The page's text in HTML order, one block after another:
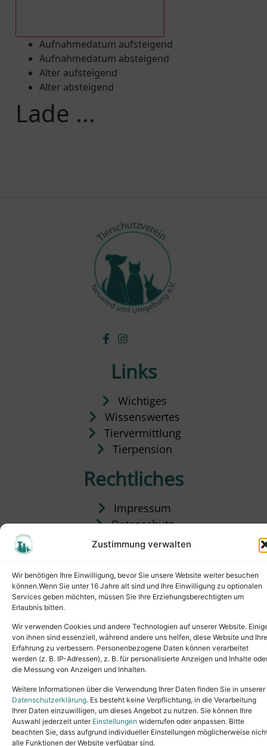
Zustimmung verwalten
Wir benötigen Ihre Einwilligung, bevor Sie unsere Website weiter besuchen
können.Wenn Sie unter 16 Jahre alt sind und Ihre Einwilligung zu optionalen
Services geben möchten, müssen Sie Ihre Erziehungsberechtigten um
Erlaubnis bitten.
Wir verwenden Cookies und andere Technologien auf unserer Website.
von ihnen sind essenziell, während andere uns helfen, diese Website und Ihre
Erfahrung zu verbessern. Personenbezogene Daten können verarbeitet
werden (z. B. IP-Adressen), z. B. für personalisierte Anzeigen und Inhalte
die Messung von Anzeigen und Inhalten.
Weitere Informationen über die Verwendung Ihrer Daten finden Sie in unserer
Datenschutzerklärung. Es besteht keine Verpflichtung, in die Verarbeitung
Ihrer Daten einzuwilligen, um dieses Angebot zu nutzen. Sie können Ihre
Auswahl jederzeit unter Einstellungen widerrufen oder anpassen. Bitte
beachten Sie, dass aufgrund individueller Einstellungen möglicherweise
alle Funktionen der Website verfügbar sind.
Aufnahmedatum aufsteigend
Aufnahmedatum absteigend
Alter aufsteigend
Alter absteigend
Lade ...
Links
Wichtiges
Wissenswertes
Tiervermittlung
Tierpension
Rechtliches
Impressum
Datenschutz
Satzung
Copyright © 2024. All rights reserved.
Tel.: (02631) 55356buero@tierheim-neuwied.de
Ludwigshof 1, 56567 Neuwied